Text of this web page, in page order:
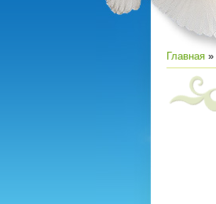
Главная »